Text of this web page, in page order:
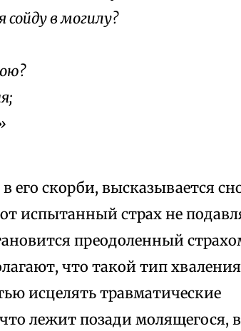
сойду в могилу?
скорби, высказывается
испытанный страх не
преодоленный
что такой тип хваления
исцелять травматические
лежит позади молящегося, в